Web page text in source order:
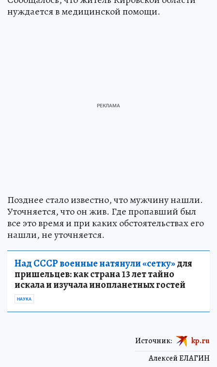
нуждается в медицинской помощи.
Позднее стало известно, что мужчину нашли.
Уточняется, что он жив. Где пропавший был
все это время и при каких обстоятельствах его
нашли, не уточняется.
Над СССР военные натянули «сетку»для
пришельцев: как страна 13 лет тайно
искала и изучала инопланетных гостей
НАУКА
Алексей ЕЛАГИН
Источник: kp.ru